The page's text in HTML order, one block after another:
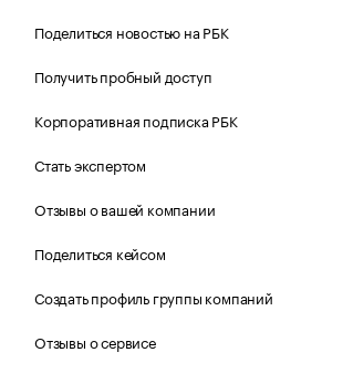
Поделиться новостью на РБК
Получить пробный доступ
Корпоративная подписка РБК
Стать экспертом
Отзывы о вашей компании
Поделиться кейсом
Создать профиль группы компаний
Отзывы о сервисе